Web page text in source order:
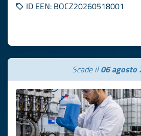
ID EEN: BOCZ20260518001
Scade il06 agosto